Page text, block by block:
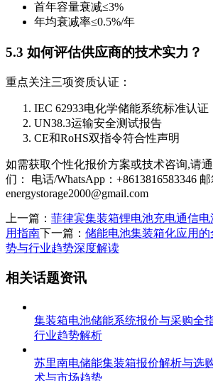
首年容量衰减≤3%
年均衰减率≤0.5%/年
5.3 如何评估供应商的技术实力？
重点关注三项资质认证：
IEC 62933电化学储能系统标准认证
UN38.3运输安全测试报告
CE和RoHS双指令符合性声明
如需获取个性化报价方案或技术咨询,请
们： 电话/WhatsApp：+8613816583346 邮
energystorage2000@gmail.com
上一篇： 菲律宾集装箱锂电池充电通信
用指南下一篇： 储能电池集装箱化应用
势与行业趋势深度解读
相关话题资讯
集装箱电池储能系统报价与采购全
行业趋势解析
苏里南电储能集装箱报价解析与选
术与市场趋势